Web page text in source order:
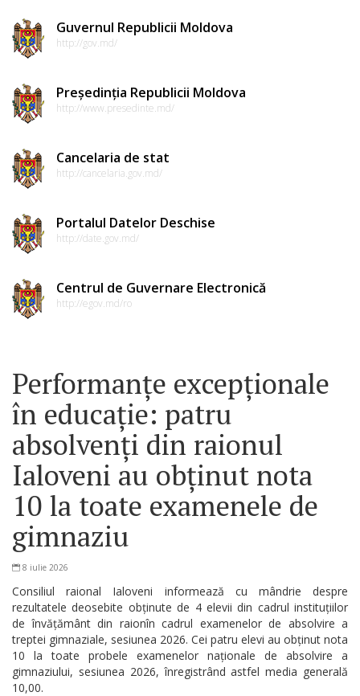
Guvernul Republicii Moldova
http://gov.md/
Președinția Republicii Moldova
http://www.presedinte.md/
Cancelaria de stat
http://cancelaria.gov.md/
Portalul Datelor Deschise
http://date.gov.md/
Centrul de Guvernare Electronică
http://egov.md/ro
Performanțe excepționale
în educație: patru
absolvenți din raionul
Ialoveni au obținut nota
10 la toate examenele de
gimnaziu
8 iulie 2026
Consiliul raional Ialoveni informează cu mândrie despre
rezultatele deosebite obținute de 4 elevii din cadrul instituțiilor
de învățământ din raionîn cadrul examenelor de absolvire a
treptei gimnaziale, sesiunea 2026. Cei patru elevi au obținut nota
10 la toate probele examenelor naționale de absolvire a
gimnaziului, sesiunea 2026, înregistrând astfel media generală
10,00.